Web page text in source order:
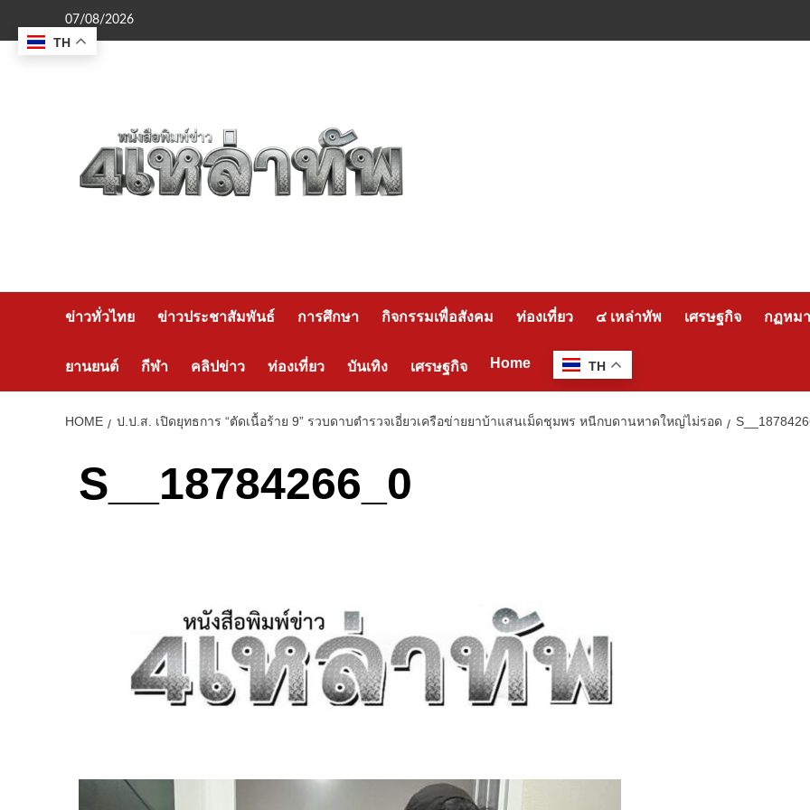
content
07/08/2026
ข่าวทั่วไทย ข่าวประชาสัมพันธ์ การศึกษา กิจกรรมเพื่อสังคม ท่องเที่ยว ๔ เหล่าทัพ เศรษฐกิจ กฏหม
ยานยนต์ กีฬา คลิปข่าว ท่องเที่ยว บันเทิง เศรษฐกิจ Home TH
HOME ป.ป.ส. เปิดยุทธการ “ตัดเนื้อร้าย 9” รวบดาบตำรวจเอี่ยวเครือข่ายยาบ้าแสนเม็ดชุมพร หนีกบดานหาดใหญ่ไม่รอด
S__18784266_0
TH